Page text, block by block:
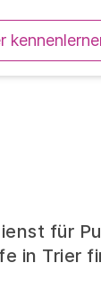
für
in Trier